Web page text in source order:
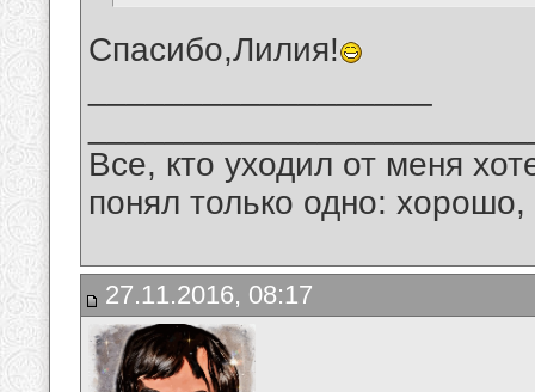
Спасибо,Лилия!
Все, кто уходил от меня
понял только одно:
27.11.2016, 08:17